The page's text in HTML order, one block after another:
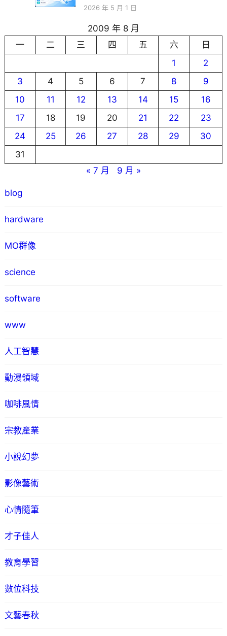
2026 年 5 月 1 日
2009 年 8 月
一
二 三 四 五 六
日
1
2
3
4 5 6 7 8
9
10
11 12 13 14 15
16
17
18 19 20 21 22
23
24
25 26 27 28 29
30
31
« 7 月
9 月 »
blog
hardware
MO群像
science
software
www
人工智慧
動漫領域
咖啡風情
宗教產業
小說幻夢
影像藝術
心情隨筆
才子佳人
教育學習
數位科技
文藝春秋